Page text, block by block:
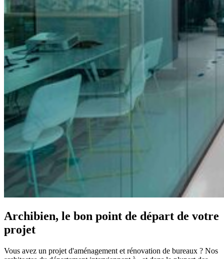
Archibien, le bon point de départ de votre
projet
Vous avez un projet d'aménagement et rénovation de bureaux ? Nos